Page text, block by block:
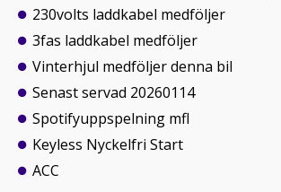
230volts laddkabel medföljer
3fas laddkabel medföljer
Vinterhjul medföljer denna bil
Senast servad 20260114
Spotifyuppspelning mfl
Keyless Nyckelfri Start
ACC